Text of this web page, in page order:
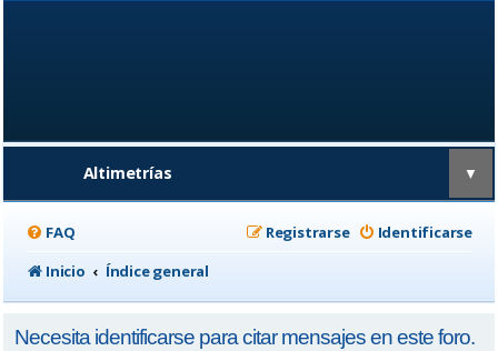
Altimetrías ▼
FAQ Identificarse
Registrarse
Inicio
Índice general
Necesita identificarse para citar mensajes en este foro.